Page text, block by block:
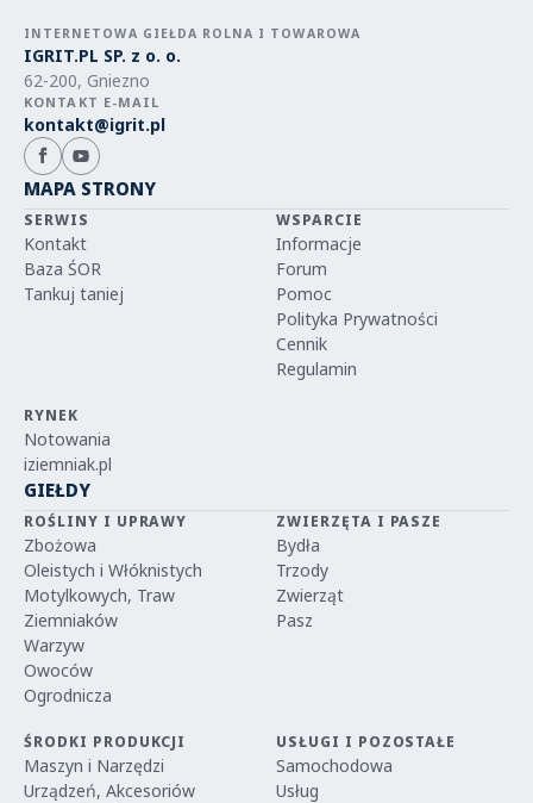
INTERNETOWA GIEŁDA ROLNA I TOWAROWA
IGRIT.PL SP. z o. o.
62-200, Gniezno
KONTAKT E-MAIL
kontakt@igrit.pl
MAPA STRONY
SERWIS
Kontakt
Baza ŚOR
Tankuj taniej
WSPARCIE
Informacje
Forum
Pomoc
Polityka Prywatności
Cennik
Regulamin
RYNEK
Notowania
iziemniak.pl
GIEŁDY
ROŚLINY I UPRAWY
Zbożowa
Oleistych i Włóknistych
Motylkowych, Traw
Ziemniaków
Warzyw
Owoców
Ogrodnicza
ZWIERZĘTA I PASZE
Bydła
Trzody
Zwierząt
Pasz
ŚRODKI PRODUKCJI
Maszyn i Narzędzi
Urządzeń, Akcesoriów
USŁUGI I POZOSTAŁE
Samochodowa
Usług